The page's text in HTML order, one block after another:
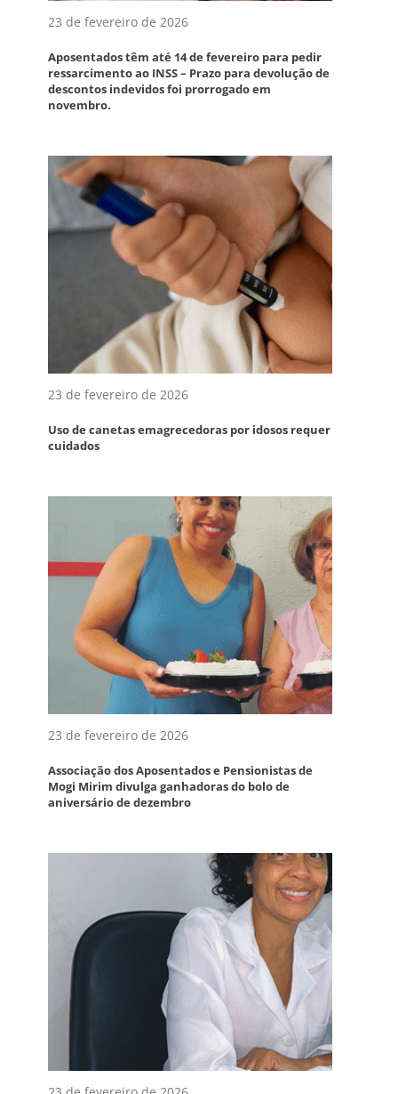
23 de fevereiro de 2026
Aposentados têm até 14 de fevereiro para pedir
ressarcimento ao INSS – Prazo para devolução de
descontos indevidos foi prorrogado em
novembro.
23 de fevereiro de 2026
Uso de canetas emagrecedoras por idosos requer
cuidados
23 de fevereiro de 2026
Associação dos Aposentados e Pensionistas de
Mogi Mirim divulga ganhadoras do bolo de
aniversário de dezembro